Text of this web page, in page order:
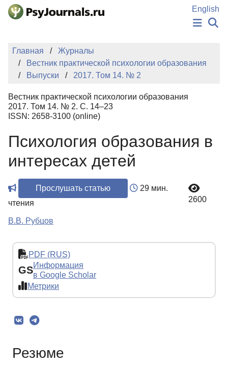
Перейти к основному содержанию
English
НОВОСТИ
ИЗДАНИЯ
АВТОРЫ
БАЗА ЗНАНИЙ
КЛЮЧЕВЫЕ СЛОВА
Регистрация
Главная
Журналы
Вестник практической психологии образования
Выпуски
2017. Том 14. № 2
Вестник практической психологии образования
2017. Том 14. № 2. С. 14–23
ISSN: 2658-3100 (online)
Психология образования в
интересах детей
Прослушать статью
29 мин.
чтения
2600
В.В. Рубцов
PDF (RUS)
GSИнформация
в Google Scholar
Метрики
Резюме